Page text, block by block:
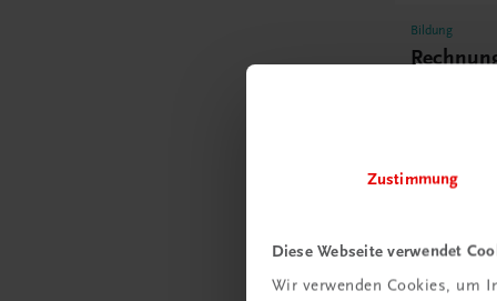
Zustimmung
Diese Webseite verwendet
Wir verwenden Cookies, um
Bildung
€ 16,50